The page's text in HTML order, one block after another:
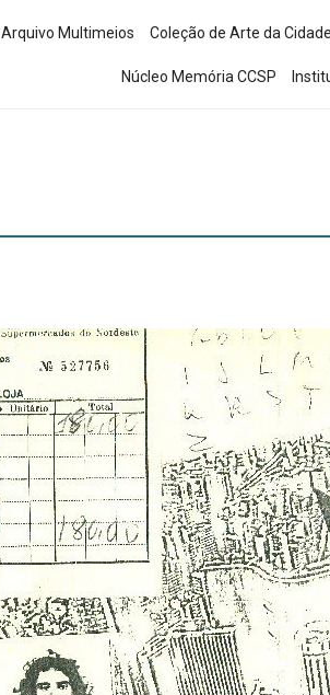
Arquivo Multimeios Coleção de Arte da Cidade
Núcleo Memória CCSP